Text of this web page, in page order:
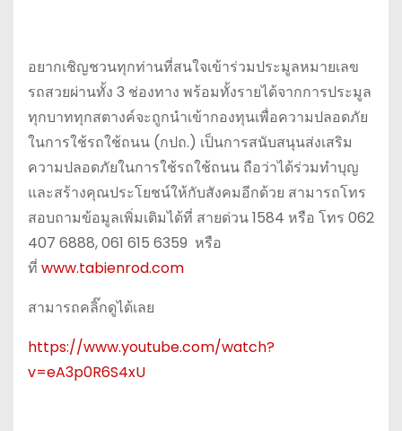
อยากเชิญชวนทุกท่านที่สนใจเข้าร่วมประมูลหมายเลข
รถสวยผ่านทั้ง 3 ช่องทาง พร้อมทั้งรายได้จากการประมูล
ทุกบาททุกสตางค์จะถูกนำเข้ากองทุนเพื่อความปลอดภัย
ในการใช้รถใช้ถนน (กปถ.) เป็นการสนับสนุนส่งเสริม
ความปลอดภัยในการใช้รถใช้ถนน ถือว่าได้ร่วมทำบุญ
และสร้างคุณประโยชน์ให้กับสังคมอีกด้วย สามารถโทร
สอบถามข้อมูลเพิ่มเติมได้ที่ สายด่วน 1584 หรือ โทร 062
407 6888, 061 615 6359 หรือ
ที่ www.tabienrod.com
สามารถคลิ๊กดูได้เลย
https://www.youtube.com/watch?
v=eA3p0R6S4xU